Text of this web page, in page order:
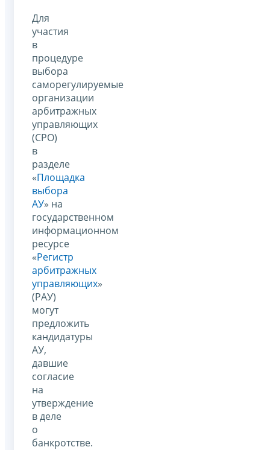
Для
участия
в
процедуре
выбора
саморегулируемые
организации
арбитражных
управляющих
(СРО)
в
разделе
«Площадка
выбора
АУ» на
государственном
информационном
ресурсе
«Регистр
арбитражных
управляющих»
(РАУ)
могут
предложить
кандидатуры
АУ,
давшие
согласие
на
утверждение
в деле
о
банкротстве.